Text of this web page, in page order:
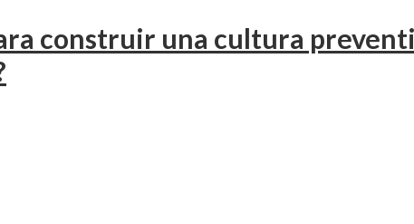
construir una cultura